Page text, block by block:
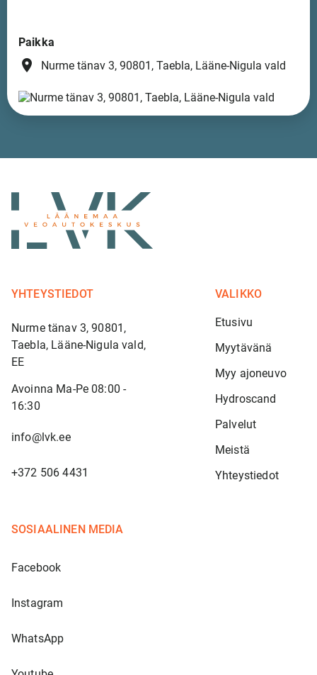
Paikka
place Nurme tänav 3, 90801, Taebla, Lääne-Nigula vald
YHTEYSTIEDOT
Nurme tänav 3, 90801,
Taebla, Lääne-Nigula vald,
EE
Avoinna Ma-Pe 08:00 -
16:30
info@lvk.ee
+372 506 4431
VALIKKO
Etusivu
Myytävänä
Myy ajoneuvo
Hydroscand
Palvelut
Meistä
Yhteystiedot
SOSIAALINEN MEDIA
Facebook
Instagram
WhatsApp